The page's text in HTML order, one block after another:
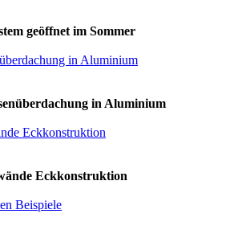
geöffnet im Sommer
in Aluminium
Eckkonstruktion